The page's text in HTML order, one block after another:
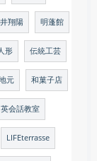
翔陽 明蓬館
形 伝統工芸
元 和菓子店
英会話教室
LIFEterrasse